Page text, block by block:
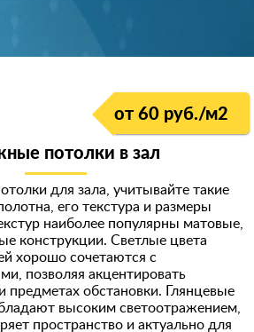
от 60 руб./м2
потолки в зал
для зала, учитывайте такие
его текстура и размеры
наиболее популярны матовые,
конструкции. Светлые цвета
хорошо сочетаются с
позволяя акцентировать
предметах обстановки. Глянцевые
высоким светоотражением,
пространство и актуально для